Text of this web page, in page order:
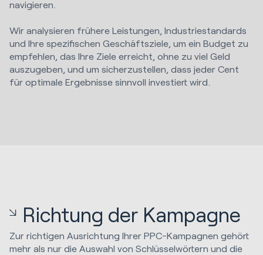
navigieren.
Wir analysieren frühere Leistungen, Industriestandards
und Ihre spezifischen Geschäftsziele, um ein Budget zu
empfehlen, das Ihre Ziele erreicht, ohne zu viel Geld
auszugeben, und um sicherzustellen, dass jeder Cent
für optimale Ergebnisse sinnvoll investiert wird.
Richtung der Kampagne
Zur richtigen Ausrichtung Ihrer PPC-Kampagnen gehört
mehr als nur die Auswahl von Schlüsselwörtern und die